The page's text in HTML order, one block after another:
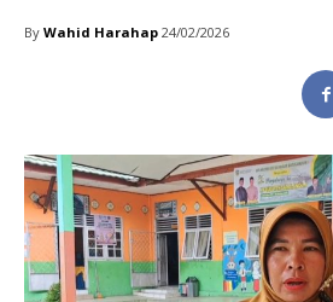
By Wahid Harahap 24/02/2026